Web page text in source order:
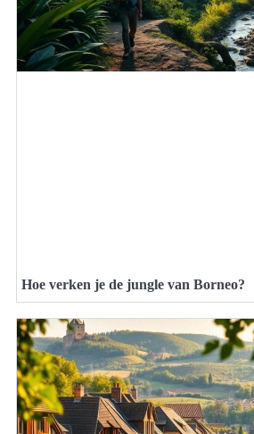
Hoe verken je de jungle van Borneo?